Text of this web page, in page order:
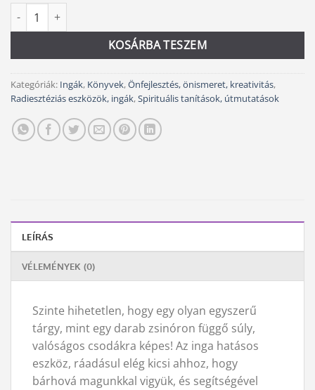
2
990 Ft.
2
900 Ft.
Varázsolj az ingával! mennyiség
KOSÁRBA TESZEM
Alternative:
Kategóriák: Ingák, Könyvek,Önfejlesztés, önismeret, kreativitás,
Radiesztéziás eszközök, ingák,Spirituális tanítások, útmutatások
LEÍRÁS
VÉLEMÉNYEK (0)
Szinte hihetetlen, hogy egy olyan egyszerű
tárgy, mint egy darab zsinóron függő súly,
valóságos csodákra képes! Az inga hatásos
eszköz, ráadásul elég kicsi ahhoz, hogy
bárhová magunkkal vigyük, és segítségével